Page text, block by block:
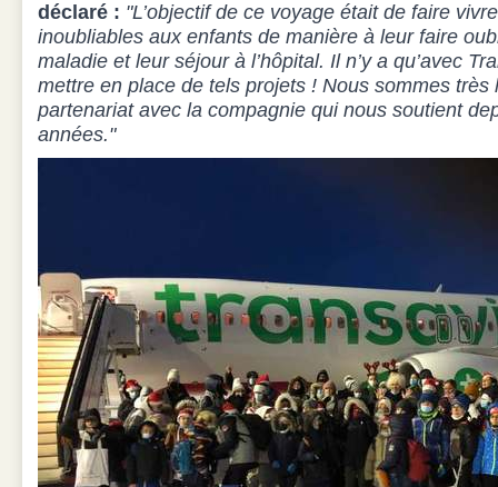
déclaré : "L’objectif de ce voyage était de faire
inoubliables aux enfants de manière à leur faire
maladie et leur séjour à l’hôpital. Il n’y a qu’avec
mettre en place de tels projets ! Nous sommes très
partenariat avec la compagnie qui nous soutient
années."